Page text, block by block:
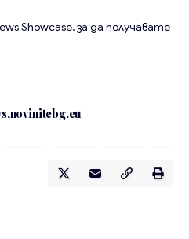
Showcase, за да получавате
novinitebg.eu